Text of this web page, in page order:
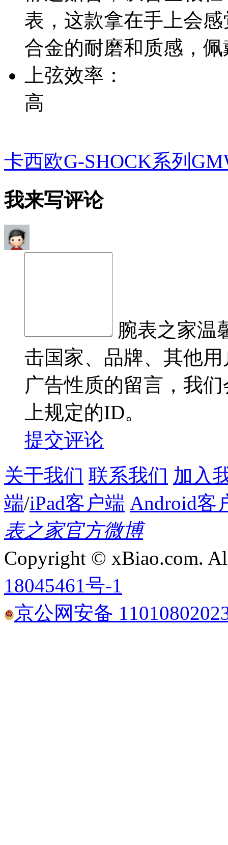
表，这款拿在手上会
合金的耐磨和质感，
上弦效率：
高
卡西欧G-SHOCK系列
我来写评论
腕表之家温
击国家、品牌、其他
广告性质的留言，我
上规定的ID。
提交评论
关于我们 联系我们 加入
端/iPad客户端 Android客
表之家官方微博
Copyright © xBiao.com.
18045461号-1
京公网安备